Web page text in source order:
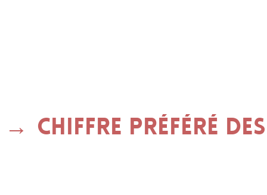
Chiffre préféré des